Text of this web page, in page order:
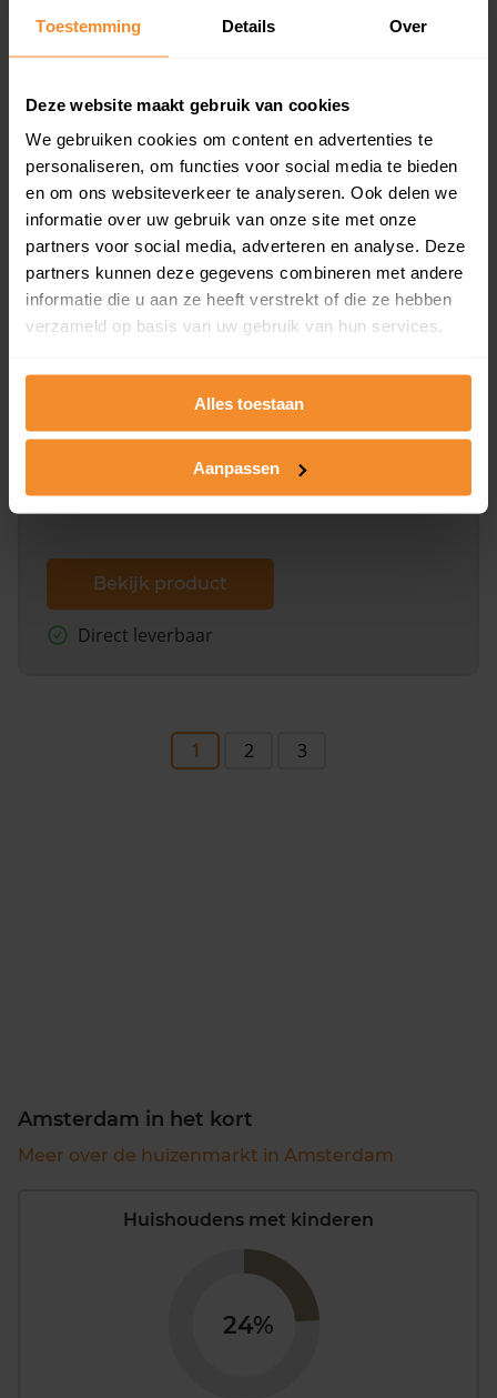
Toestemming Details Over
Deze website maakt gebruik van cookies
We gebruiken cookies om content en advertenties te
personaliseren, om functies voor social media te bieden
en om ons websiteverkeer te analyseren. Ook delen we
informatie over uw gebruik van onze site met onze
partners voor social media, adverteren en analyse. Deze
partners kunnen deze gegevens combineren met andere
informatie die u aan ze heeft verstrekt of die ze hebben
verzameld op basis van uw gebruik van hun services.
Alles toestaan
Aanpassen
Een overzicht van alle verkochte woningen (koopsom
Bekijk product
Direct leverbaar
Een uitgebreid overzicht van het perceel en
dit inclusief de luchtfoto!
Bekijk product
Direct leverbaar
1 2 3
Amsterdam in het kort
Meer over de huizenmarkt in Amsterdam
Huishoudens met kinderen
24%